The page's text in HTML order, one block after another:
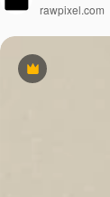
Премиум
rawpixel.com